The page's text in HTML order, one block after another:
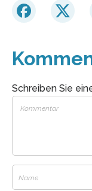
Schreiben Sie